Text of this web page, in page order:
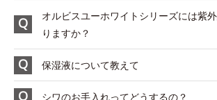
オルビスユーホワイトシリーズには紫
りますか？
保湿液について教えて
シワのお手入れってどうするの？